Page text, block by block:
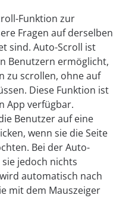
Funktion zur
Fragen auf derselben
sind. Auto-Scroll ist
Benutzern ermöglicht,
zu scrollen, ohne auf
Diese Funktion ist
App verfügbar.
Benutzer auf eine
wenn sie die Seite
Bei der Auto-
jedoch nichts
automatisch nach
mit dem Mauszeiger